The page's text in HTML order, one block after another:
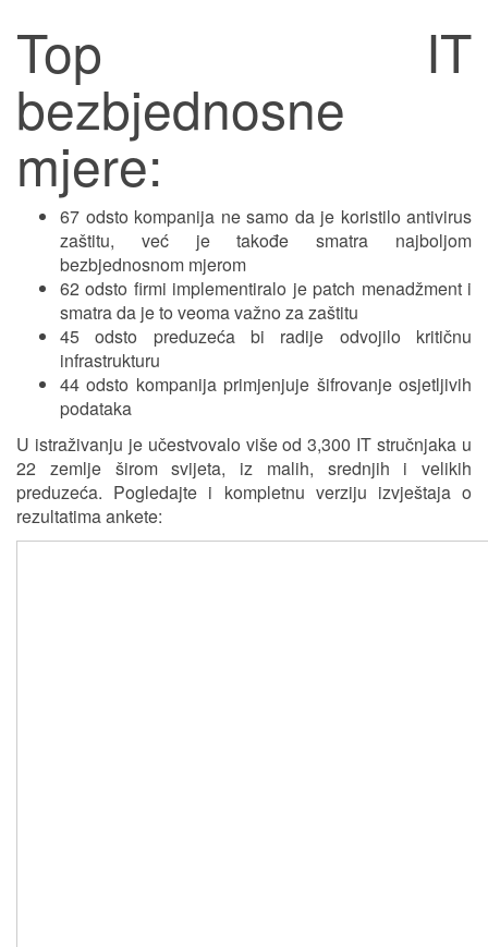
Top IT
bezbjednosne
mjere:
67 odsto kompanija ne samo da je koristilo antivirus
zaštitu, već je takođe smatra najboljom
bezbjednosnom mjerom
62 odsto firmi implementiralo je patch menadžment i
smatra da je to veoma važno za zaštitu
45 odsto preduzeća bi radije odvojilo kritičnu
infrastrukturu
44 odsto kompanija primjenjuje šifrovanje osjetljivih
podataka
U istraživanju je učestvovalo više od 3,300 IT stručnjaka u
22 zemlje širom svijeta, iz malih, srednjih i velikih
preduzeća. Pogledajte i kompletnu verziju izvještaja o
rezultatima ankete: